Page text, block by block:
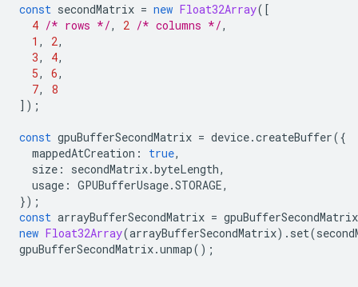
const secondMatrix = new Float32Array([
4 /* rows */, 2 /* columns */,
1 , 2,
3, 4,
5, 6,
7,
8
]);
const gpuBufferSecondMatrix = device.createBuffer({
mappedAtCreation : true,
size : secondMatrix.byteLength,
usage : GPUBufferUsage.STORAGE,
});
const arrayBufferSecondMatrix = gpuBufferSecondMatrix
new Float32Array(arrayBufferSecondMatrix). set(
gpuBufferSecondMatrix.unmap();